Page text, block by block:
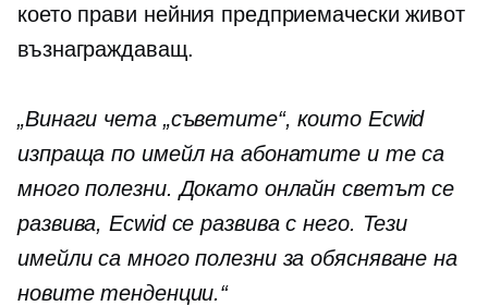
което прави нейния предприемачески живот
възнаграждаващ.
„Винаги чета „съветите“, които Ecwid
изпраща по имейл на абонатите и те са
много полезни. Докато онлайн светът се
развива, Ecwid се развива с него. Тези
имейли са много полезни за обясняване на
новите тенденции.“